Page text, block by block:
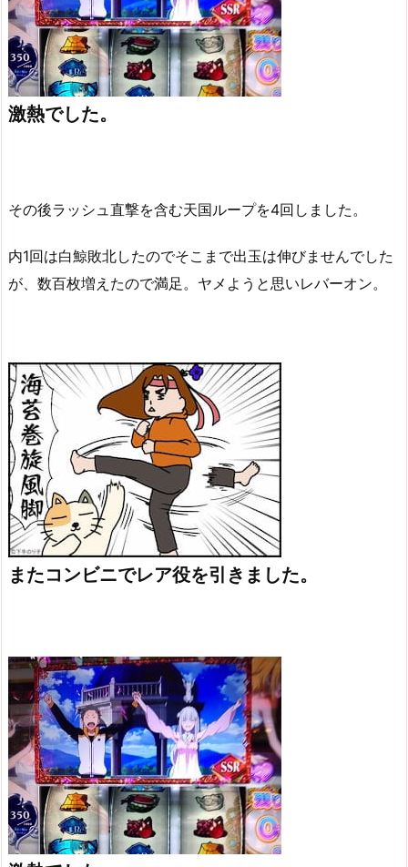
激熱でした。
その後ラッシュ直撃を含む天国ループを4回しました。
内1回は白鯨敗北したのでそこまで出玉は伸びませんでした
が、数百枚増えたので満足。ヤメようと思いレバーオン。
またコンビニでレア役を引きました。